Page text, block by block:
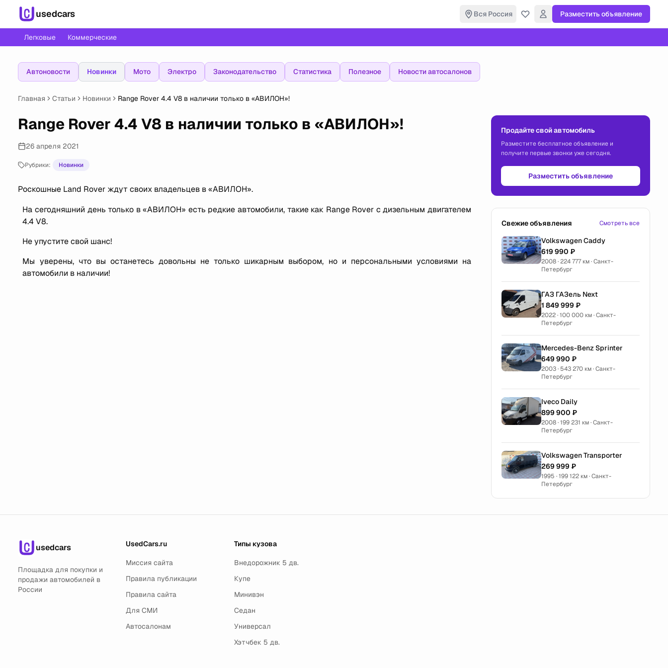
usedcars Вся Россия Разместить объявление
Легковые Коммерческие
Автоновости Новинки Мото Электро Законодательство Статистика Полезное Новости автосалонов
Главная Статьи Новинки Range Rover 4.4 V8 в наличии только в «АВИЛОН»!
Range Rover 4.4 V8 в наличии только в «АВИЛОН»!
26 апреля 2021
Рубрики: Новинки
Роскошные Land Rover ждут своих владельцев в «АВИЛОН».
На сегодняшний день только в «АВИЛОН» есть редкие автомобили, такие как Range Rover с дизельным двигателем
4.4 V8.
Не упустите свой шанс!
Мы уверены, что вы останетесь довольны не только шикарным выбором, но и персональными условиями на
автомобили в наличии!
Продайте свой автомобиль
Разместите бесплатное объявление и
получите первые звонки уже сегодня.
Разместить объявление
Свежие объявления Смотреть все
Volkswagen Caddy
619 990 ₽
2008 · 224 777 км · Санкт-
Петербург
ГАЗ ГАЗель Next
1 849 999 ₽
2022 · 100 000 км · Санкт-
Петербург
Mercedes-Benz Sprinter
649 990 ₽
2003 · 543 270 км · Санкт-
Петербург
Iveco Daily
899 900 ₽
2008 · 199 231 км · Санкт-
Петербург
Volkswagen Transporter
269 999 ₽
1995 · 199 122 км · Санкт-
Петербург
usedcars
Площадка для покупки и
продажи автомобилей в
России
UsedCars.ru
Миссия сайта
Правила публикации
Правила сайта
Для СМИ
Автосалонам
Типы кузова
Внедорожник 5 дв.
Купе
Минивэн
Седан
Универсал
Хэтчбек 5 дв.